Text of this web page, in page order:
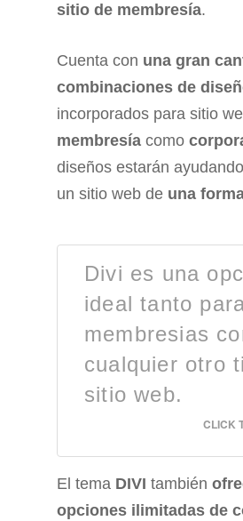
sitio de membresía.
Cuenta con una gran
combinaciones de
incorporados para sitio
membresía como
diseños estarán
un sitio web de una
Divi es una
ideal tanto
membresias
cualquier otro
sitio web.
CLICK
El tema DIVI también
opciones ilimitadas de